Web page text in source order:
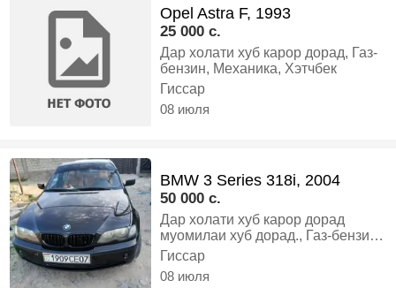
Opel Astra F, 1993
25 000 c.
Дар холати хуб карор дорад, Газ-
бензин, Механика, Хэтчбек
Гиссар
08 июля
BMW 3 Series 318i, 2004
50 000 c.
Дар холати хуб карор дорад
муомилаи хуб дорад., Газ-бензин,
Механика, Седан
Гиссар
08 июля